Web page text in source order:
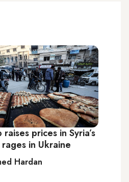
prices in Syria’s
in Ukraine
Hardan